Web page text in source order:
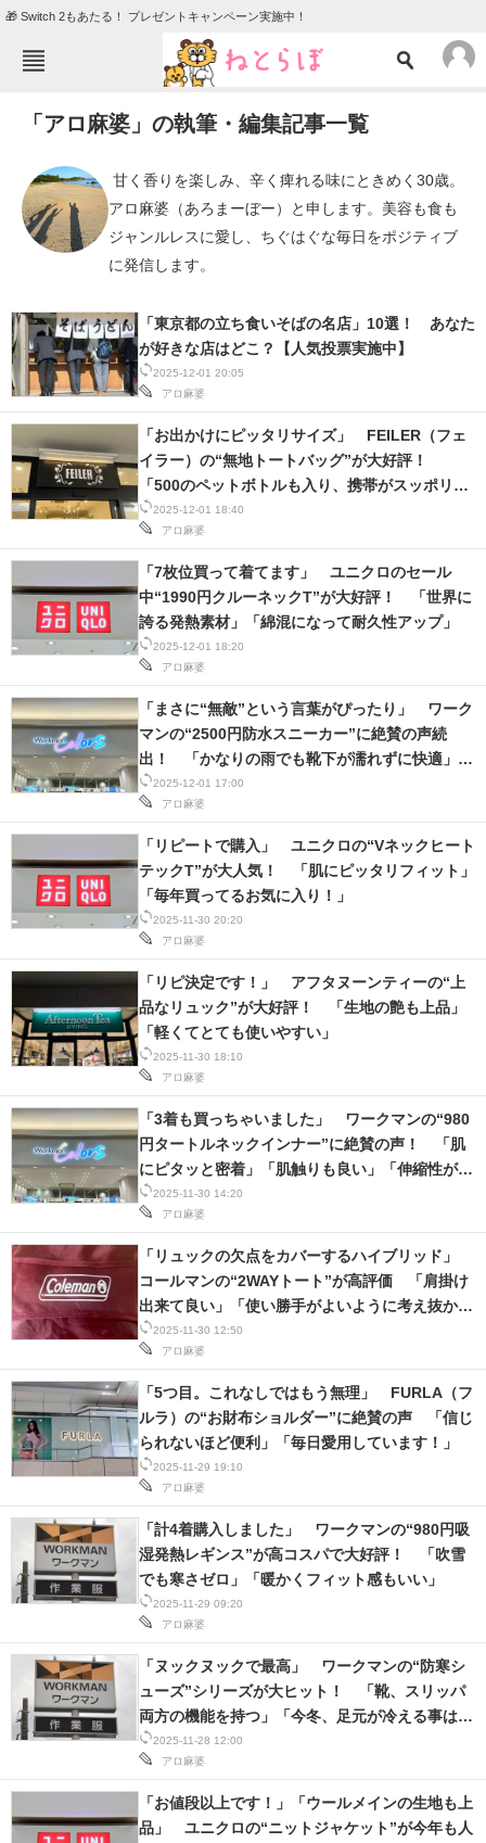
🎁 Switch 2もあたる！ プレゼントキャンペーン実施中！
TOP ニュース
エンタメ
グルメ 地域
住まい
会員記事
メディア
注目記事を集めた総合ページ
ITの今と未来を見通す
スマホと通信の最新トレンド
進化するPCとデバイスの未来
好きが集まる 比べて選べる
ビジネスと働き方のヒント
AI活用のいまが分かる
企業ITのトレンドを詳説
経営リーダーのコミュニティ
マーケ×ITの今がよく分かる
ITエンジニア向け専門サイト
企業向けIT製品の総合サイト
IT製品の技術・比較・事例
製造業のIT導入・活用を支援
モノづくり技術者専門サイト
エレクトロニクス専門サイト
電子設計の基本と応用
エネルギーの専門メディア
建設×テクノロジーの最前線
ちょっと気になるネットの話題
「アロ麻婆」の執筆・編集記事一覧
アロ麻婆（あろまーぼー）と申します。美容も食も
ジャンルレスに愛し、ちぐはぐな毎日をポジティブ
に発信します。
2025-12-01 20:05
アロ麻婆
「東京都の立ち食いそばの名店」10選！ あなた
が好きな店はどこ？【人気投票実施中】
2025-12-01 18:40
アロ麻婆
「お出かけにピッタリサイズ」 FEILER（フェ
イラー）の“無地トートバッグ”が大好評！
「500のペットボトルも入り、携帯がスッポリ入
る」「軽くてかさばらないのに自立する」
2025-12-01 18:20
アロ麻婆
「7枚位買って着てます」 ユニクロのセール
中“1990円クルーネックT”が大好評！ 「世界に
誇る発熱素材」「綿混になって耐久性アップ」
2025-12-01 17:00
アロ麻婆
「まさに“無敵”という言葉がぴったり」 ワーク
マンの“2500円防水スニーカー”に絶賛の声続
出！ 「かなりの雨でも靴下が濡れずに快適」
「雨の日も気にせずガンガン履けます」
2025-11-30 20:20
アロ麻婆
「リピートで購入」 ユニクロの“Vネックヒート
テックT”が大人気！ 「肌にピッタリフィット」
「毎年買ってるお気に入り！」
2025-11-30 18:10
アロ麻婆
「リピ決定です！」 アフタヌーンティーの“上
品なリュック”が大好評！ 「生地の艶も上品」
「軽くてとても使いやすい」
2025-11-30 14:20
アロ麻婆
「3着も買っちゃいました」 ワークマンの“980
円タートルネックインナー”に絶賛の声！ 「肌
にピタッと密着」「肌触りも良い」「伸縮性が抜
群！」など
2025-11-30 12:50
アロ麻婆
「リュックの欠点をカバーするハイブリッド」
コールマンの“2WAYトート”が高評価 「肩掛け
出来て良い」「使い勝手がよいように考え抜かれ
ている」
2025-11-29 19:10
アロ麻婆
「5つ目。これなしではもう無理」 FURLA（フ
ルラ）の“お財布ショルダー”に絶賛の声 「信じ
られないほど便利」「毎日愛用しています！」
2025-11-29 09:20
アロ麻婆
「計4着購入しました」 ワークマンの“980円吸
湿発熱レギンス”が高コスパで大好評！ 「吹雪
でも寒さゼロ」「暖かくフィット感もいい」
2025-11-28 12:00
アロ麻婆
「ヌックヌックで最高」 ワークマンの“防寒シ
ューズ”シリーズが大ヒット！ 「靴、スリッパ
両方の機能を持つ」「今冬、足元が冷える事はな
さそう」
「お値段以上です！」「ウールメインの生地も上
品」 ユニクロの“ニットジャケット”が今年も人